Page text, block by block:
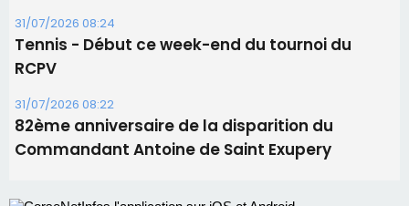
31/07/2026 08:24
Tennis - Début ce week-end du tournoi du
RCPV
31/07/2026 08:22
82ème anniversaire de la disparition du
Commandant Antoine de Saint Exupery